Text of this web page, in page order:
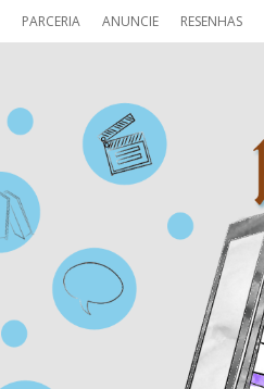
PARCERIA ANUNCIE RESENHAS